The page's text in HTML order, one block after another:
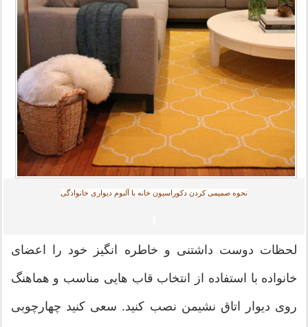
نحوه صمیمی کردن دکوراسیون خانه با آلبوم دیواری خانوادگی
لحظات دوست داشتنی و خاطره انگیز خود را اعضای
خانواده با استفاده از انتخاب قاب هایی مناسب و هماهنگ
روی دیوار اتاق نشیمن نصب کنید. سعی کنید چهارچوبی